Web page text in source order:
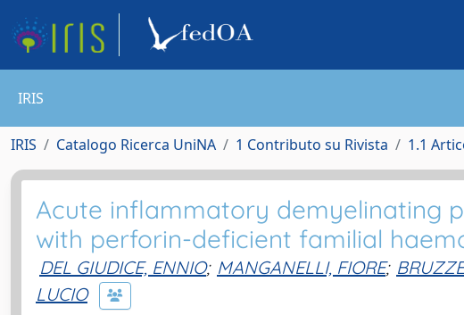
IRIS
IRIS Catalogo Ricerca UniNA 1 Contributo su Rivista 1.1
Acute inflammatory demyelinating
with perforin-deficient familial
DEL GIUDICE, ENNIO; MANGANELLI, FIORE;
LUCIO